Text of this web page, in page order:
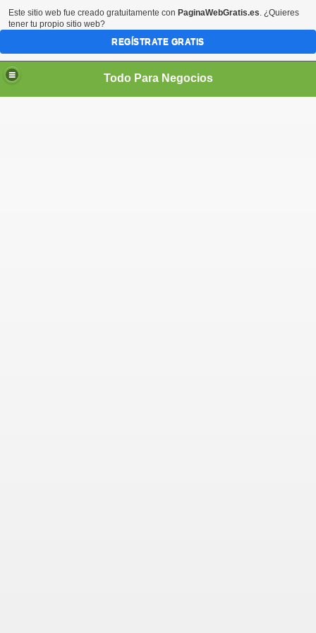
Todo Para Negocios
Este sitio web fue creado gratuitamente con PaginaWebGratis.es. ¿Quieres
tener tu propio sitio web?
REGÍSTRATE GRATIS